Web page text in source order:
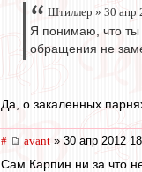
Штиллер » 30 апр
Я понимаю, что ты
обращения не
Да, о закаленных
# avant » 30 апр 2012
Сам Карпин ни за что